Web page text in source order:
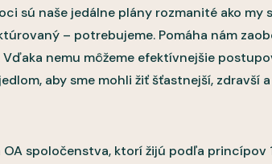
sú naše jedálne plány rozmanité ako my
– potrebujeme. Pomáha nám
nemu môžeme efektívnejšie
aby sme mohli žiť šťastnejší, zdravší
spoločenstva, ktorí žijú podľa princípov